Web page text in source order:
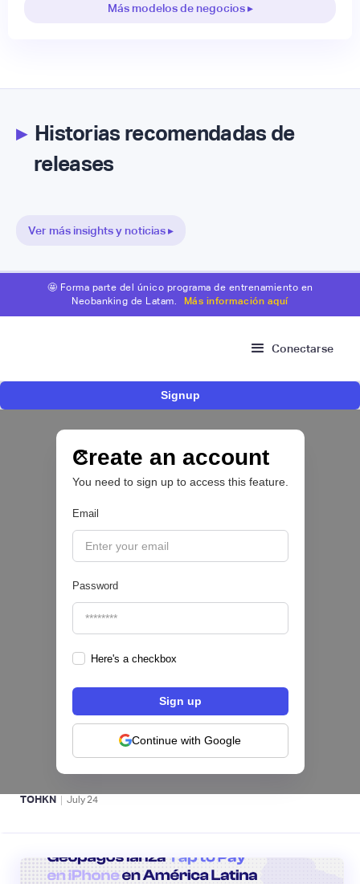
Más modelos de negocios ▸
▸Historias recomendadas de
releases
Ver más insights y noticias ▸
🤩 Forma parte del único programa de entrenamiento en
Neobanking de Latam.
Más información aquí
Conectarse
Signup
Create an account
You need to sign up to access this feature.
Email
Password
Here's a checkbox
Continue with Google
IA para automatizar la gestión de tesorería de
las PYMEs
BFM 👔
July 28
Fintech salvadoreña TOHKN lanza plataforma
para invertir desde US$10 en acciones de EE.
UU. y criptomonedas
ACTIVOS DIGITALES 👾
TOHKN | July 24